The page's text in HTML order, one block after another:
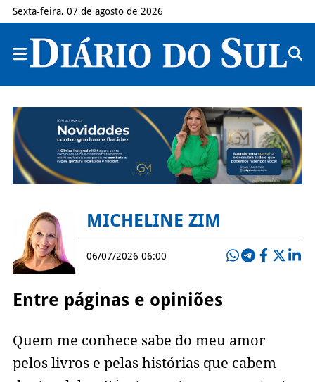
Sexta-feira, 07 de agosto de 2026
MICHELINE ZIM
06/07/2026 06:00
Entre páginas e opiniões
Quem me conhece sabe do meu amor
pelos livros e pelas histórias que cabem